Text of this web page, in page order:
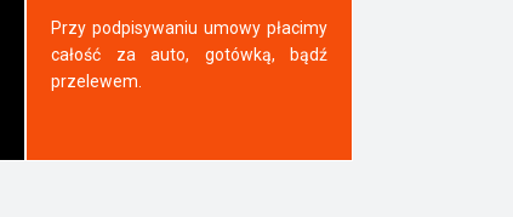
Przy podpisywaniu umowy płacimy
całość za auto, gotówką, bądź
przelewem.